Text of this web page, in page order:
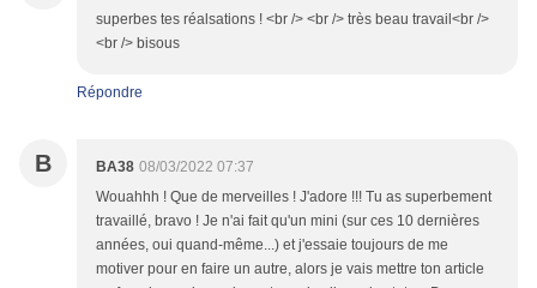
superbes tes réalsations ! <br /> <br /> très beau travail<br />
<br /> bisous
Répondre
B BA38 08/03/2022 07:37
Wouahhh ! Que de merveilles ! J'adore !!! Tu as superbement
travaillé, bravo ! Je n'ai fait qu'un mini (sur ces 10 dernières
années, oui quand-même...) et j'essaie toujours de me
motiver pour en faire un autre, alors je vais mettre ton article